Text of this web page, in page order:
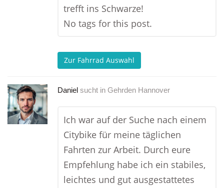
trefft ins Schwarze!
No tags for this post.
Zur Fahrrad Auswahl
Daniel sucht in Gehrden Hannover
Ich war auf der Suche nach einem
Citybike für meine täglichen
Fahrten zur Arbeit. Durch eure
Empfehlung habe ich ein stabiles,
leichtes und gut ausgestattetes